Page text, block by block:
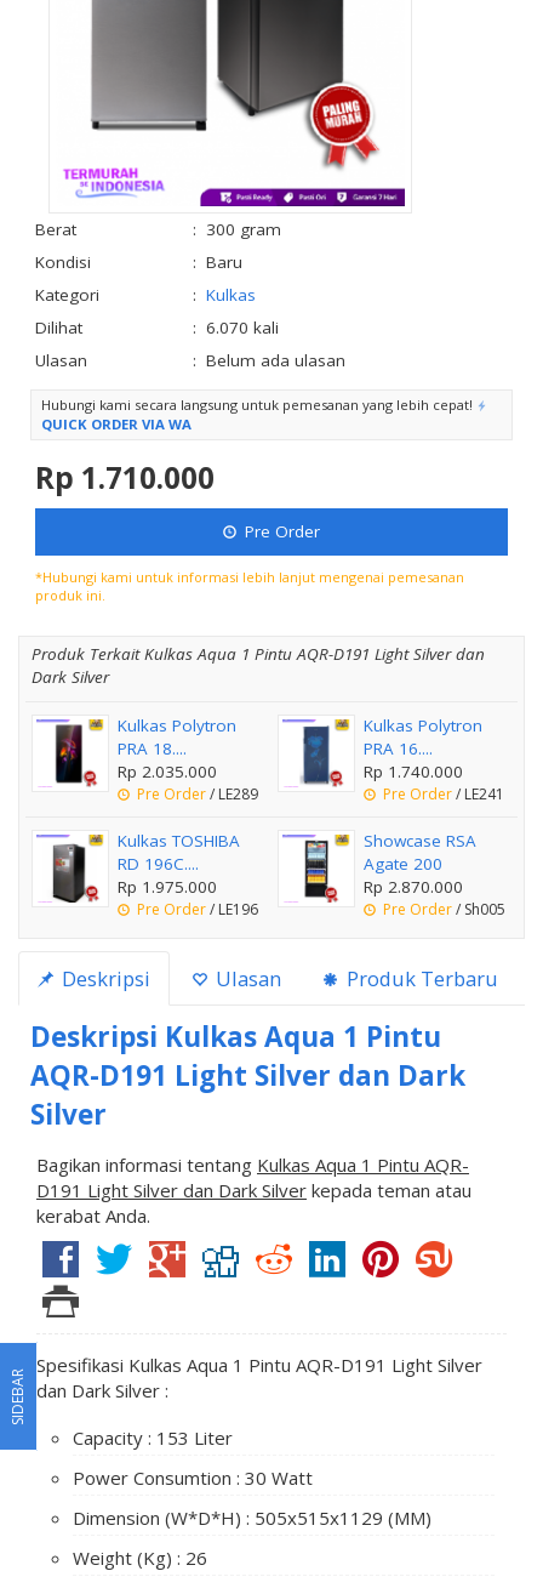
Berat : 300 gram
Kondisi
: Baru
Kategori
: Kulkas
Dilihat
: 6.070 kali
Ulasan
: Belum ada ulasan
Hubungi kami secara langsung untuk pemesanan yang lebih cepat!
QUICK ORDER VIA WA
Rp 1.710.000
Pre Order
*Hubungi kami untuk informasi lebih lanjut mengenai pemesanan
produk ini.
Produk Terkait Kulkas Aqua 1 Pintu AQR-D191 Light Silver dan
Dark Silver
Kulkas Polytron
PRA 18....
Rp 2.035.000
Pre Order/ LE289
Kulkas Polytron
PRA 16....
Rp 1.740.000
Pre Order/ LE241
Kulkas TOSHIBA
RD 196C....
Rp 1.975.000
Pre Order/ LE196
Showcase RSA
Agate 200
Rp 2.870.000
Pre Order/ Sh005
Deskripsi Ulasan Produk Terbaru
Deskripsi Kulkas Aqua 1 Pintu
AQR-D191 Light Silver dan Dark
Silver
Bagikan informasi tentang Kulkas Aqua 1 Pintu AQR-
D191 Light Silver dan Dark Silver kepada teman atau
kerabat Anda.
Spesifikasi Kulkas Aqua 1 Pintu AQR-D191 Light Silver
dan Dark Silver :
Capacity : 153 Liter
Power Consumtion : 30 Watt
Dimension (W*D*H) : 505x515x1129 (MM)
Weight (Kg) : 26
SIDEBAR